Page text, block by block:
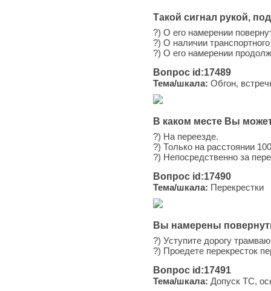
Такой сигнал рукой,
?) О его намерении
?) О наличии
?) О его намерении
Вопрос id:17489
Тема/шкала: Обгон,
В каком месте Вы
?) На переезде.
?) Только на расстоянии
?) Непосредственно за
Вопрос id:17490
Тема/шкала: Перекрестки
Вы намерены
?) Уступите дорогу
?) Проедете перекресток
Вопрос id:17491
Тема/шкала: Допуск ТС,